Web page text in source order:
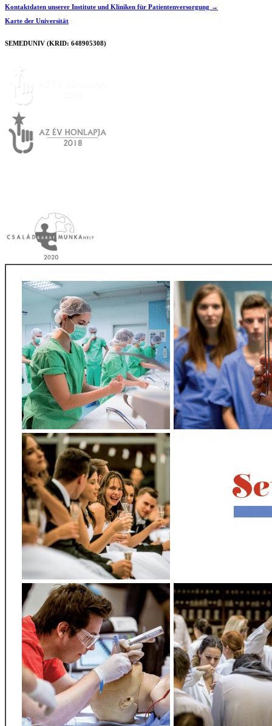
Kontaktdaten unserer Institute und Kliniken für Patientenversorgung →
Karte der Universität
SEMEDUNIV (KRID: 648905308)